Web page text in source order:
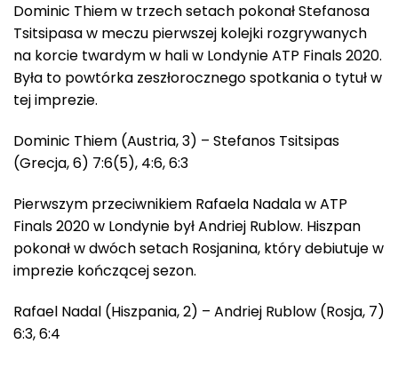
Dominic Thiem w trzech setach pokonał Stefanosa
Tsitsipasa w meczu pierwszej kolejki rozgrywanych
na korcie twardym w hali w Londynie ATP Finals 2020.
Była to powtórka zeszłorocznego spotkania o tytuł w
tej imprezie.
Dominic Thiem (Austria, 3) – Stefanos Tsitsipas
(Grecja, 6) 7:6(5), 4:6, 6:3
Pierwszym przeciwnikiem Rafaela Nadala w ATP
Finals 2020 w Londynie był Andriej Rublow. Hiszpan
pokonał w dwóch setach Rosjanina, który debiutuje w
imprezie kończącej sezon.
Rafael Nadal (Hiszpania, 2) – Andriej Rublow (Rosja, 7)
6:3, 6:4